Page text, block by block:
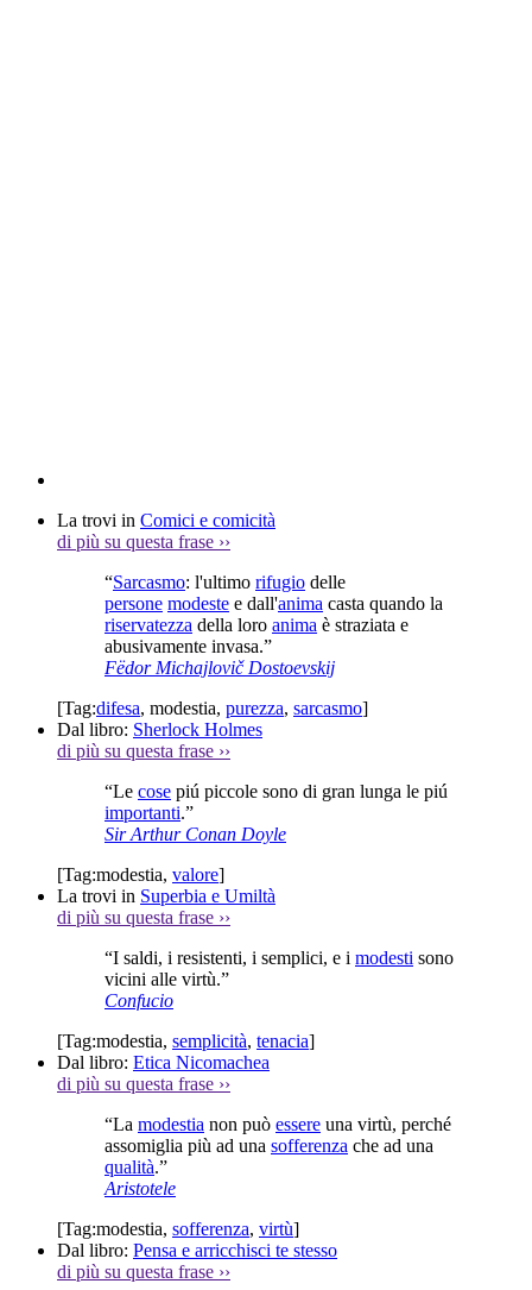
La trovi in Comici e comicità
di più su questa frase ››
“Sarcasmo: l'ultimo rifugio delle
persone modeste e dall'anima casta quando la
riservatezza della loro anima è straziata e
abusivamente invasa.”
Fëdor Michajlovič Dostoevskij
[Tag:difesa, modestia, purezza, sarcasmo]
Dal libro: Sherlock Holmes
di più su questa frase ››
“Le cose piú piccole sono di gran lunga le piú
importanti.”
Sir Arthur Conan Doyle
[Tag:modestia, valore]
La trovi in Superbia e Umiltà
di più su questa frase ››
“I saldi, i resistenti, i semplici, e i modesti sono
vicini alle virtù.”
Confucio
[Tag:modestia, semplicità, tenacia]
Dal libro: Etica Nicomachea
di più su questa frase ››
“La modestia non può essere una virtù, perché
assomiglia più ad una sofferenza che ad una
qualità.”
Aristotele
[Tag:modestia, sofferenza, virtù]
Dal libro: Pensa e arricchisci te stesso
di più su questa frase ››